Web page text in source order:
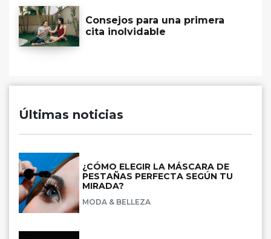
Consejos para una primera
cita inolvidable
Últimas noticias
¿CÓMO ELEGIR LA MÁSCARA DE
PESTAÑAS PERFECTA SEGÚN TU
MIRADA?
MODA & BELLEZA